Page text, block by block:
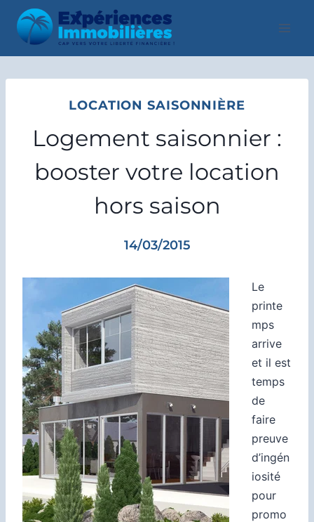
Aller
contenu
LOCATION SAISONNIÈRE
Logement saisonnier :
booster votre location
hors saison
14/03/2015
Le
printe
mps
arrive
et il est
temps
de
faire
preuve
d’ingén
iosité
pour
promo